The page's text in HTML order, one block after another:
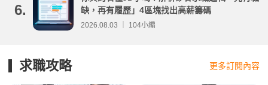
6.
缺，再有履歷」4區塊找出高薪籌碼
2026.08.03 ｜ 104小編
求職攻略 更多訂閱內容